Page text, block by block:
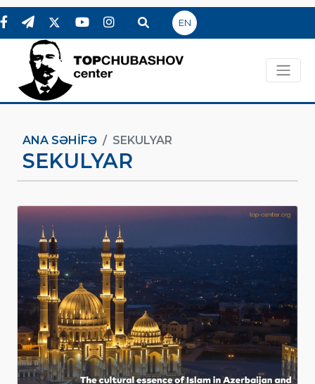
EN
ANA SƏHIFƏ SEKULYAR
SEKULYAR